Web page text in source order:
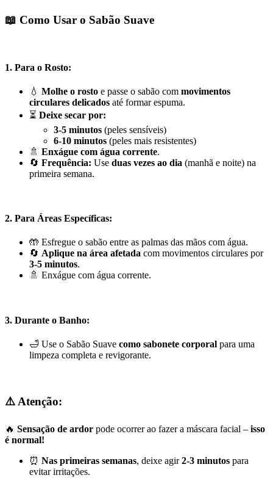
📖 Como Usar o Sabão Suave
1. Para o Rosto:
💧 Molhe o rosto e passe o sabão com movimentos
circulares delicados até formar espuma.
⏳ Deixe secar por:
3-5 minutos (peles sensíveis)
6-10 minutos (peles mais resistentes)
🚿 Enxágue com água corrente.
🔄 Frequência: Use duas vezes ao dia (manhã e noite) na
primeira semana.
2. Para Áreas Específicas:
🤲 Esfregue o sabão entre as palmas das mãos com água.
🔄 Aplique na área afetada com movimentos circulares por
3-5 minutos.
🚿 Enxágue com água corrente.
3. Durante o Banho:
🛁 Use o Sabão Suave como sabonete corporal para uma
limpeza completa e revigorante.
⚠️ Atenção:
🔥 Sensação de ardor pode ocorrer ao fazer a máscara facial – isso
é normal!
⏰ Nas primeiras semanas, deixe agir2-3 minutos para
evitar irritações.